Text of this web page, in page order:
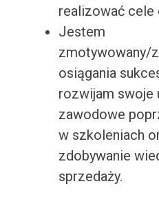
realizować cele
Jestem
zmotywowany/
osiągania
rozwijam swoje
zawodowe
w szkoleniach
zdobywanie
sprzedaży.